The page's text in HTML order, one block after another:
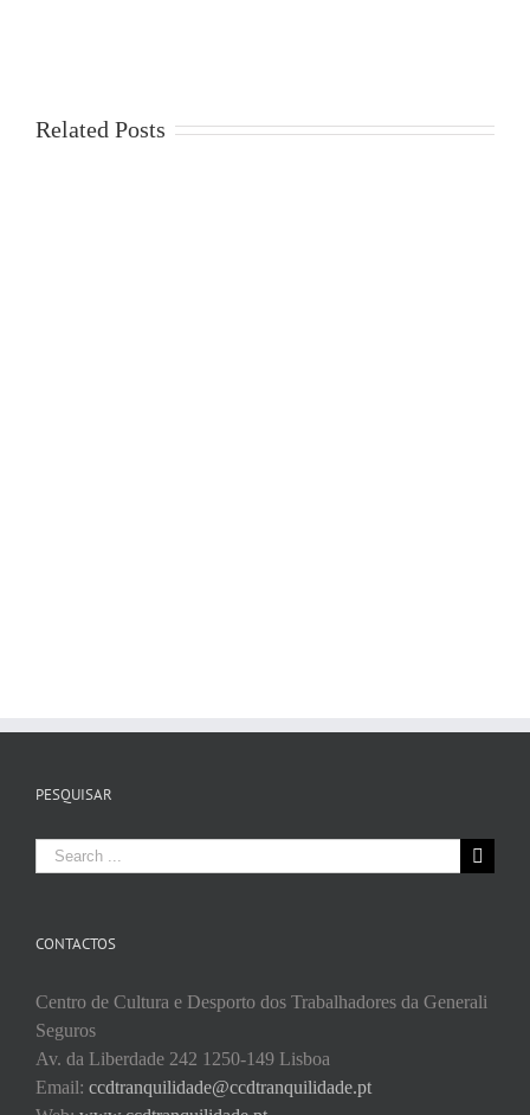
Related Posts
PESQUISAR
Search
for:
CONTACTOS
Centro de Cultura e Desporto dos Trabalhadores da Generali
Seguros
Av. da Liberdade 242 1250-149 Lisboa
Email: ccdtranquilidade@ccdtranquilidade.pt